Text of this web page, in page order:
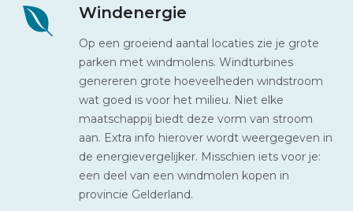
Windenergie
Op een groeiend aantal locaties zie je grote
parken met windmolens. Windturbines
genereren grote hoeveelheden windstroom
wat goed is voor het milieu. Niet elke
maatschappij biedt deze vorm van stroom
aan. Extra info hierover wordt weergegeven in
de energievergelijker. Misschien iets voor je:
een deel van een windmolen kopen in
provincie Gelderland.